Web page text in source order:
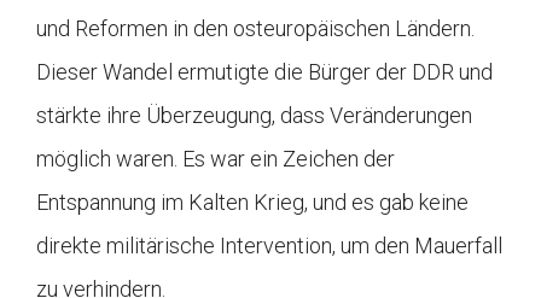
und Reformen in den osteuropäischen Ländern.
Dieser Wandel ermutigte die Bürger der DDR und
stärkte ihre Überzeugung, dass Veränderungen
möglich waren. Es war ein Zeichen der
Entspannung im Kalten Krieg, und es gab keine
direkte militärische Intervention, um den Mauerfall
zu verhindern.